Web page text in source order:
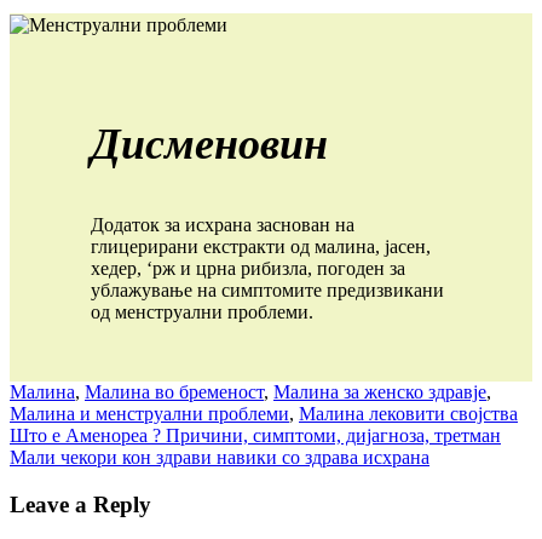
Дисменовин
Додаток за исхрана заснован на
глицерирани екстракти од малина, јасен,
хедер, ‘рж и црна рибизла, погоден за
ублажување на симптомите предизвикани
од менструални проблеми.
Малина, Малина во бременост, Малина за женско здравје,
Малина и менструални проблеми, Малина лековити својства
Post
navigation
Што е Аменореа ? Причини, симптоми, дијагноза, третман
Мали чекори кон здрави навики со здрава исхрана
Leave a Reply